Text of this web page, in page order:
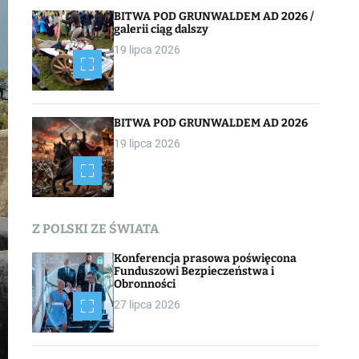
BITWA POD GRUNWALDEM AD 2026 /
galerii ciąg dalszy
19 lipca 2026
BITWA POD GRUNWALDEM AD 2026
19 lipca 2026
Z POLSKI ZE ŚWIATA
Konferencja prasowa poświęcona
Funduszowi Bezpieczeństwa i
Obronności
27 lipca 2026